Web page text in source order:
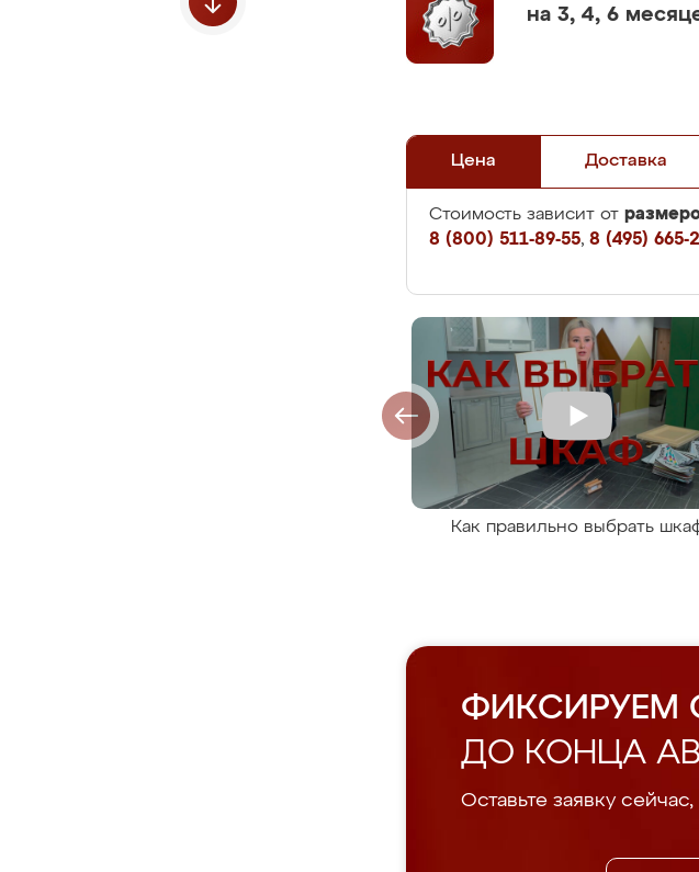
на 3, 4, 6
Цена Доставка
Стоимость зависит от
8 (800) 511-89-55, 8 (495) 665-
Как правильно выбрать
ФИКСИРУЕМ
ДО КОНЦА
Оставьте заявку